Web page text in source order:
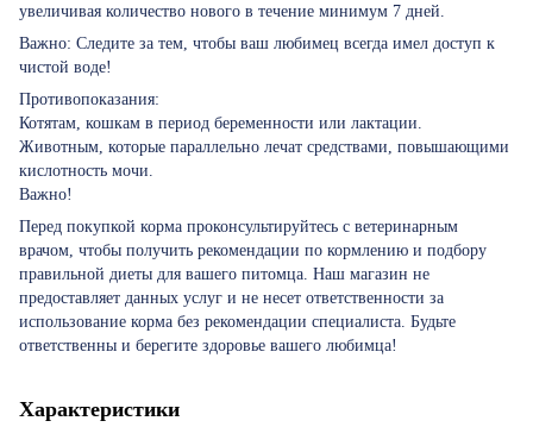
увеличивая количество нового в течение минимум 7 дней.
Важно: Следите за тем, чтобы ваш любимец всегда имел доступ к
чистой воде!
Противопоказания:
Котятам, кошкам в период беременности или лактации.
Животным, которые параллельно лечат средствами, повышающими
кислотность мочи.
Важно!
Перед покупкой корма проконсультируйтесь с ветеринарным
врачом, чтобы получить рекомендации по кормлению и подбору
правильной диеты для вашего питомца. Наш магазин не
предоставляет данных услуг и не несет ответственности за
использование корма без рекомендации специалиста. Будьте
ответственны и берегите здоровье вашего любимца!
Характеристики